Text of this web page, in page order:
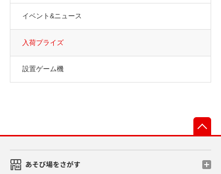
イベント&ニュース
入荷プライズ
設置ゲーム機
あそび場をさがす